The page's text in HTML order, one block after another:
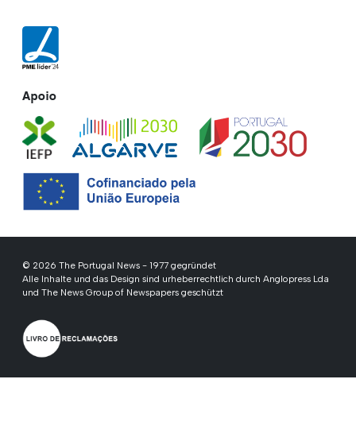
Apoio
© 2026 The Portugal News - 1977 gegründet
Alle Inhalte und das Design sind urheberrechtlich durch Anglopress Lda
und The News Group of Newspapers geschützt